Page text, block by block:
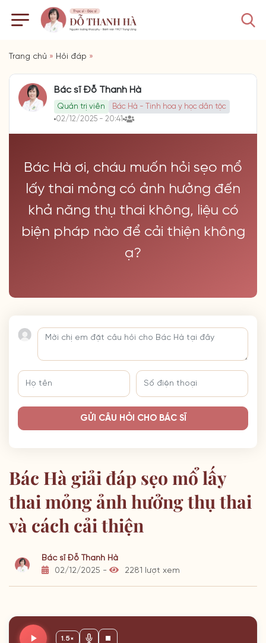
Trang chủ » Hỏi đáp »
Bác sĩ Đỗ Thanh Hà
Quản trị viên
Bác Hà - Tinh hoa y học dân tộc
02/12/2025 - 20:41
Bác Hà ơi, cháu muốn hỏi sẹo mổ
lấy thai mỏng có ảnh hưởng đến
khả năng thụ thai không, liệu có
biện pháp nào để cải thiện không
ạ?
GỬI CÂU HỎI CHO BÁC SĨ
Bác Hà giải đáp sẹo mổ lấy
thai mỏng ảnh hưởng thụ thai
và cách cải thiện
Bác sĩ Đỗ Thanh Hà
02/12/2025 -
2281 lượt xem
1.5×